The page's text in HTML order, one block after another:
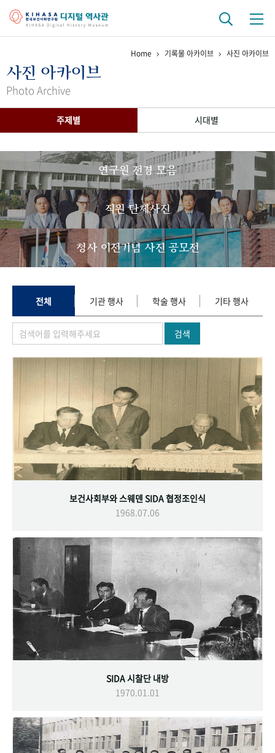
걸어온 길 기관 변천사
간행물 변천사
기록물 아카이브
사진 아카이브 문서 기록물 행정박물 영상 기록물
50+1 주년 기념
성과 50선 숫자로 보는 50년
세계와 함께 한 KIHASA
VR 역사관
Home 기록물 아카이브 사진 아카이브
사진 아카이브
Photo Archive
주제별 시대별
연구원 전경 모음
직원 단체사진
청사 이전기념 사진 공모전
전체 기관 행사 학술 행사 기타 행사
검색
보건사회부와 스웨덴 SIDA 협정조인식
1968.07.06
SIDA 시찰단 내방
1970.01.01